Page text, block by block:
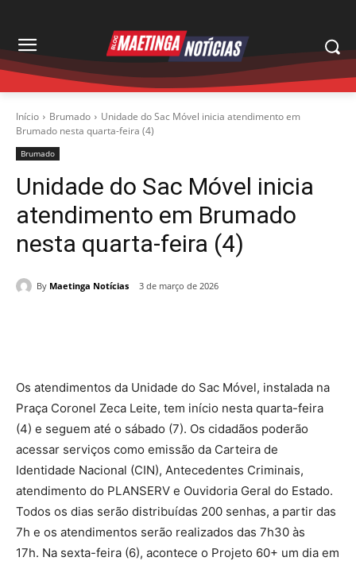
Início Brumado
Unidade do Sac Móvel inicia atendimento em
Brumado nesta quarta-feira (4)
Brumado
Unidade do Sac Móvel inicia
atendimento em Brumado
nesta quarta-feira (4)
By Maetinga Notícias 3 de março de 2026
Os atendimentos da Unidade do Sac Móvel, instalada na
Praça Coronel Zeca Leite, tem início nesta quarta-feira
(4) e seguem até o sábado (7). Os cidadãos poderão
acessar serviços como emissão da Carteira de
Identidade Nacional (CIN), Antecedentes Criminais,
atendimento do PLANSERV e Ouvidoria Geral do Estado.
Todos os dias serão distribuídas 200 senhas, a partir das
7h e os atendimentos serão realizados das 7h30 às
17h. Na sexta-feira (6), acontece o Projeto 60+ um dia em